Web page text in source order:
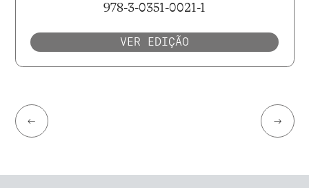
978-3-0351-0021-1
VER EDIÇÃO
← →